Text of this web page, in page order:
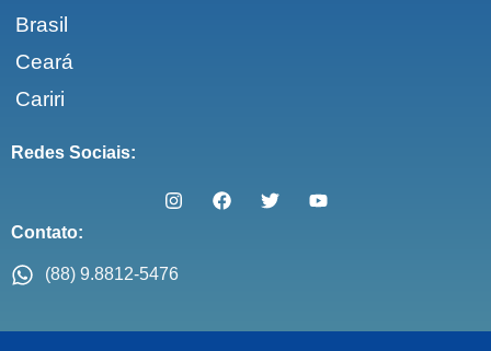
Brasil
Ceará
Cariri
Redes Sociais:
Contato:
(88) 9.8812-5476